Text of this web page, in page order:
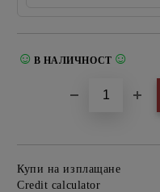
☺ В НАЛИЧНОСТ ☺
Купи на изплащане
Credit calculator